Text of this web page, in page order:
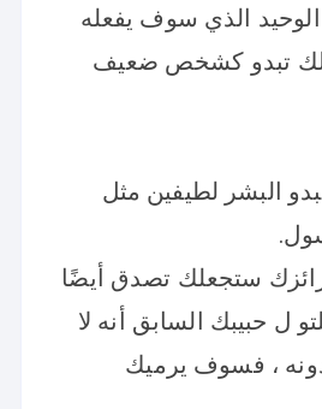
الذي سوف يفعله
تبدو كشخص ضعيف
البشر لطيفين مثل
ستجعلك تصدق أيضًا
ل حبيبك السابق أنه لا
، فسوف يرميك